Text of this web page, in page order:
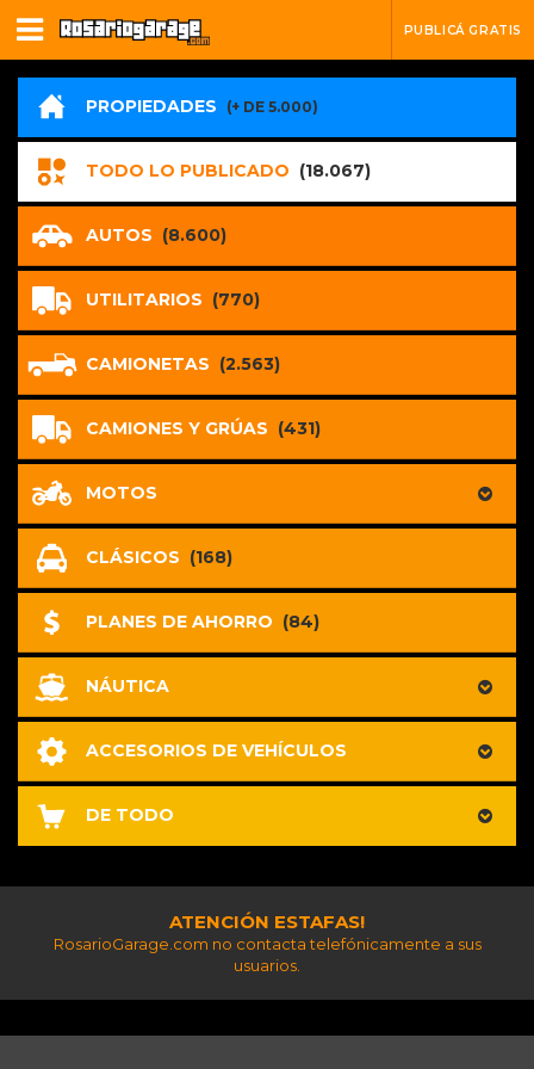
PUBLICÁ GRATIS
PROPIEDADES (+ DE 5.000)
TODO LO PUBLICADO (18.067)
AUTOS (8.600)
UTILITARIOS (770)
CAMIONETAS (2.563)
CAMIONES Y GRÚAS (431)
MOTOS
CLÁSICOS (168)
PLANES DE AHORRO (84)
NÁUTICA
ACCESORIOS DE VEHÍCULOS
DE TODO
ATENCIÓN ESTAFAS!
RosarioGarage.com no contacta telefónicamente a sus
usuarios.